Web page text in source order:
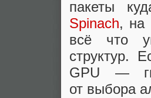
пакеты
Spinach, на
всё что
структур.
GPU —
от выбора